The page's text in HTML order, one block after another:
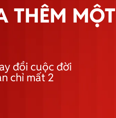
THÊM MỘT
đổi cuộc đời
chỉ mất 2